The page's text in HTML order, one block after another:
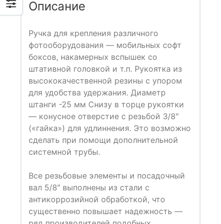
Описание
Ручка для крепления различного
фотооборудования — мобильных софт
боксов, накамерных вспышек со
штативной головкой и т.п. Рукоятка из
высококачественной резины с упором
для удобства удержания. Диаметр
штанги -25 мм Снизу в торце рукоятки
— конусное отверстие с резьбой 3/8″
(«гайка») для удлиннения. Это возможно
сделать при помощи дополнительной
системной трубы.
Все резьбовые элементы и посадочный
вал 5/8″ выполнены из стали с
антикоррозийной обработкой, что
существенно повышает надежность —